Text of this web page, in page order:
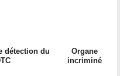
détection du
Organe
incriminé